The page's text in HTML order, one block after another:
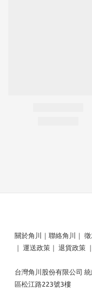
關於角川 ｜ 聯絡角川 ｜
｜ 運送政策 ｜ 退貨政策 ｜
台灣角川股份有限公司
區松江路223號3樓